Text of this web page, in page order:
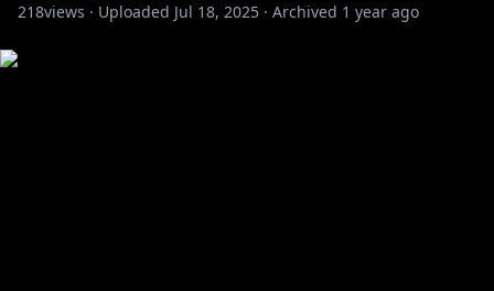
218views · Uploaded Jul 18, 2025 · Archived 1 year ago